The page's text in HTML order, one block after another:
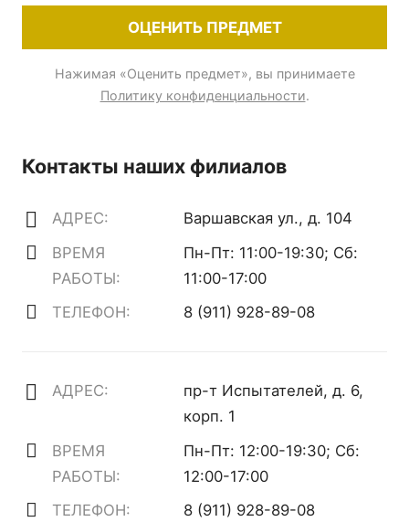
ОЦЕНИТЬ ПРЕДМЕТ
Нажимая «Оценить предмет», вы принимаете
Политику конфиденциальности.
Контакты наших филиалов
АДРЕС:
Варшавская ул., д. 104
ВРЕМЯ
РАБОТЫ:
Пн-Пт: 11:00-19:30; Сб:
11:00-17:00
ТЕЛЕФОН:
8 (911) 928-89-08
АДРЕС:
пр-т Испытателей, д. 6,
корп. 1
ВРЕМЯ
РАБОТЫ:
Пн-Пт: 12:00-19:30; Сб:
12:00-17:00
ТЕЛЕФОН:
8 (911) 928-89-08